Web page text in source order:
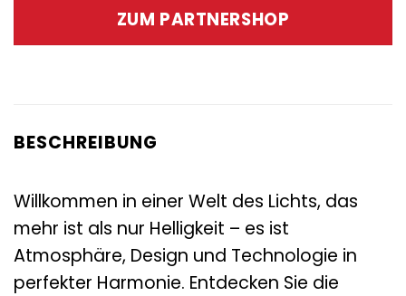
war:
209,00 €
ist:
155,00 €.
ZUM PARTNERSHOP
BESCHREIBUNG
Willkommen in einer Welt des Lichts, das
mehr ist als nur Helligkeit – es ist
Atmosphäre, Design und Technologie in
perfekter Harmonie. Entdecken Sie die